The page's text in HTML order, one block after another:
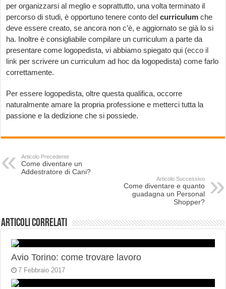
per organizzarsi al meglio e soprattutto, una volta terminato il
percorso di studi, è opportuno tenere conto delcurriculum che
deve essere creato, se ancora non c’è, e aggiornato se già lo si
ha. Inoltre è consigliabile compilare un curriculum a parte da
presentare come logopedista, vi abbiamo spiegato qui (ecco il
link per scrivere un curriculum ad hoc da logopedista) come farlo
correttamente.
Per essere logopedista, oltre questa qualifica, occorre
naturalmente amare la propria professione e metterci tutta la
passione e la dedizione che si possiede.
Articolo Precedente
Come diventare un
Addestratore di Cani?
Articolo Successivo
Come diventare e quanto
guadagna un Personal
Shopper?
Articoli correlati
Avio Torino: come trovare lavoro
7 Febbraio 2017